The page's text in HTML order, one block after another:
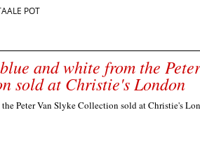
POT
and white from the
sold at Christie's London